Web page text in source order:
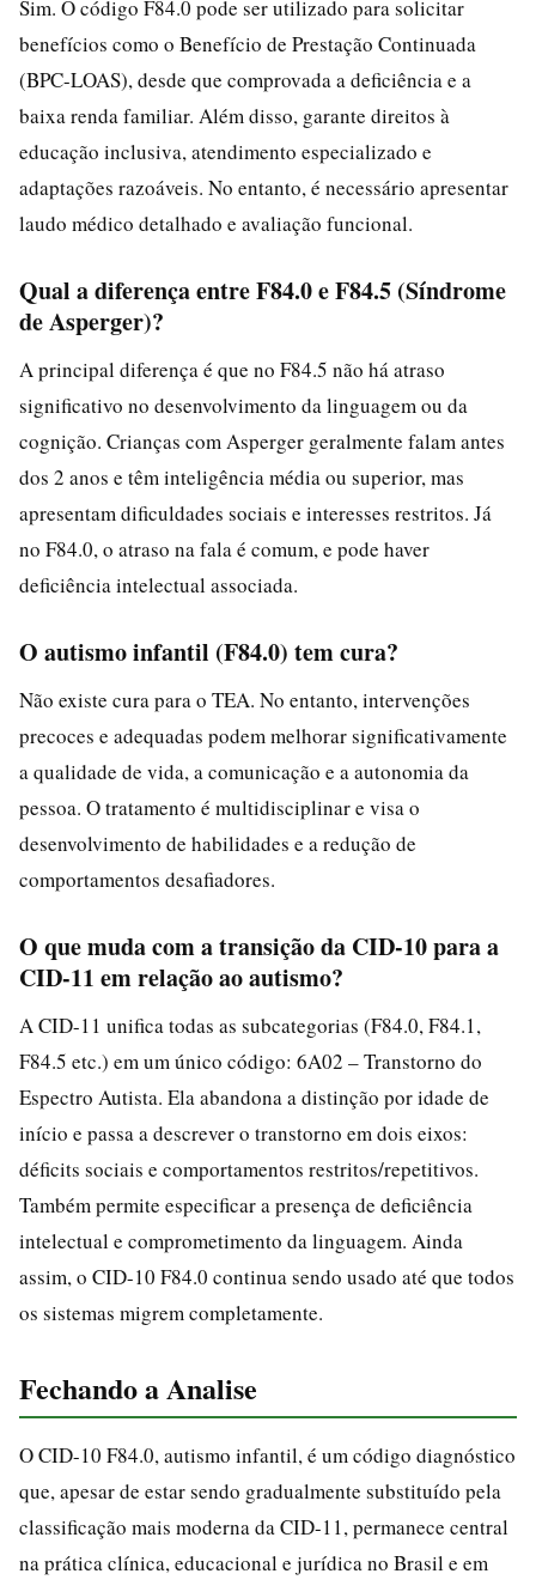
Sim. O código F84.0 pode ser utilizado para solicitar
benefícios como o Benefício de Prestação Continuada
(BPC-LOAS), desde que comprovada a deficiência e a
baixa renda familiar. Além disso, garante direitos à
educação inclusiva, atendimento especializado e
adaptações razoáveis. No entanto, é necessário apresentar
laudo médico detalhado e avaliação funcional.
Qual a diferença entre F84.0 e F84.5 (Síndrome
de Asperger)?
A principal diferença é que no F84.5 não há atraso
significativo no desenvolvimento da linguagem ou da
cognição. Crianças com Asperger geralmente falam antes
dos 2 anos e têm inteligência média ou superior, mas
apresentam dificuldades sociais e interesses restritos. Já
no F84.0, o atraso na fala é comum, e pode haver
deficiência intelectual associada.
O autismo infantil (F84.0) tem cura?
Não existe cura para o TEA. No entanto, intervenções
precoces e adequadas podem melhorar significativamente
a qualidade de vida, a comunicação e a autonomia da
pessoa. O tratamento é multidisciplinar e visa o
desenvolvimento de habilidades e a redução de
comportamentos desafiadores.
O que muda com a transição da CID-10 para a
CID-11 em relação ao autismo?
A CID-11 unifica todas as subcategorias (F84.0, F84.1,
F84.5 etc.) em um único código: 6A02 – Transtorno do
Espectro Autista. Ela abandona a distinção por idade de
início e passa a descrever o transtorno em dois eixos:
déficits sociais e comportamentos restritos/repetitivos.
Também permite especificar a presença de deficiência
intelectual e comprometimento da linguagem. Ainda
assim, o CID-10 F84.0 continua sendo usado até que todos
os sistemas migrem completamente.
Fechando a Analise
O CID-10 F84.0, autismo infantil, é um código diagnóstico
que, apesar de estar sendo gradualmente substituído pela
classificação mais moderna da CID-11, permanece central
na prática clínica, educacional e jurídica no Brasil e em